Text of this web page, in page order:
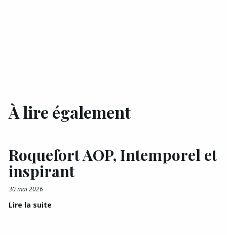
À lire également
Roquefort AOP, Intemporel et
inspirant
30 mai 2026
Lire la suite